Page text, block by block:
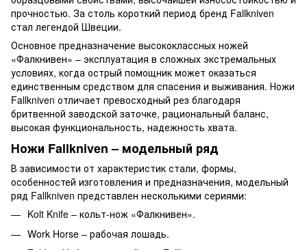
прочностью. За столь короткий период бренд Fallkniven
стал легендой Швеции.
Основное предназначение высококлассных ножей
«Фалкнивен» – эксплуатация в сложных экстремальных
условиях, когда острый помощник может оказаться
единственным средством для спасения и выживания. Ножи
Fallkniven отличает превосходный рез благодаря
бритвенной заводской заточке, рациональный баланс,
высокая функциональность, надежность хвата.
Ножи Fallkniven – модельный ряд
В зависимости от характеристик стали, формы,
особенностей изготовления и предназначения, модельный
ряд Fallkniven представлен несколькими сериями:
Kolt Knife – кольт-нож «Фалкнивен».
Work Horse – рабочая лошадь.